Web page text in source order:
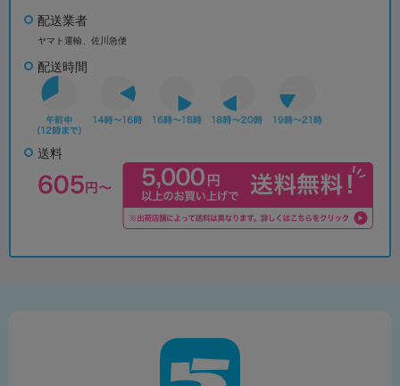
配送業者
ヤマト運輸、佐川急便
配送時間
送料